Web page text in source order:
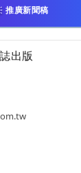
推廣新聞稿
出版